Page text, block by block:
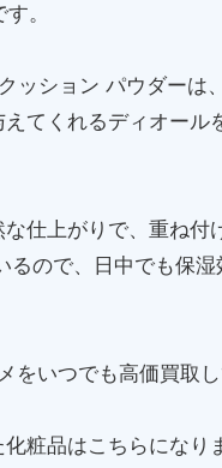
。
ッション パウダーは
てくれるディオール
仕上がりで、重ね付
ので、日中でも保
いつでも高価買取し
粧品はこちらになり